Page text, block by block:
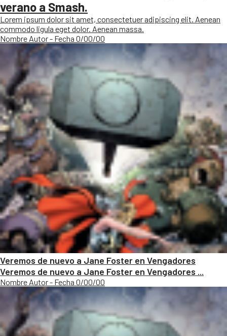
verano a Smash.
Lorem ipsum dolor sit amet, consectetuer adipiscing elit. Aenean
commodo ligula eget dolor. Aenean massa.
Nombre Autor - Fecha 0/00/00
Veremos de nuevo a Jane Foster en Vengadores
Veremos de nuevo a Jane Foster en Vengadores ...
Nombre Autor - Fecha 0/00/00